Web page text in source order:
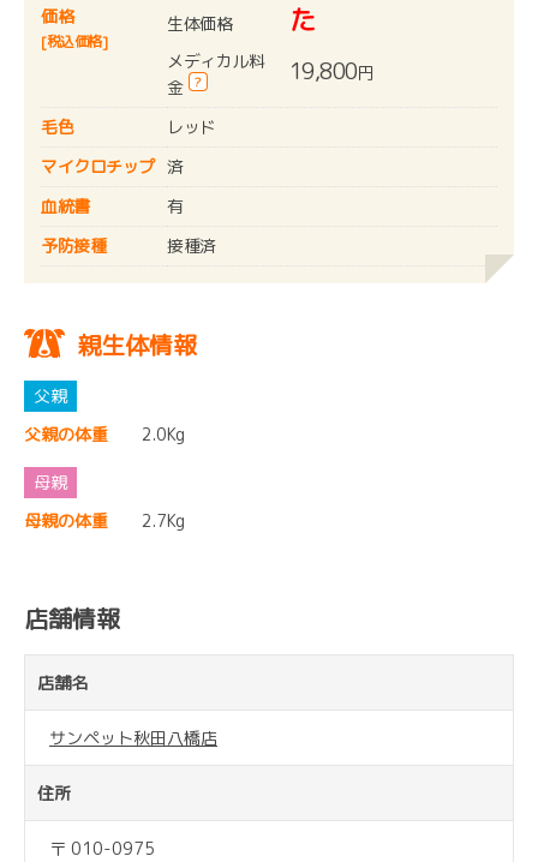
価格
[税込価格]
生体価格
た
メディカル料
金
? 19,800円
毛色
レッド
マイクロチップ 済
血統書
有
予防接種
接種済
親生体情報
父親の体重 2.0Kg
母親の体重 2.7Kg
店舗情報
店舗名
サンペット秋田八橋店
住所
〒 010-0975